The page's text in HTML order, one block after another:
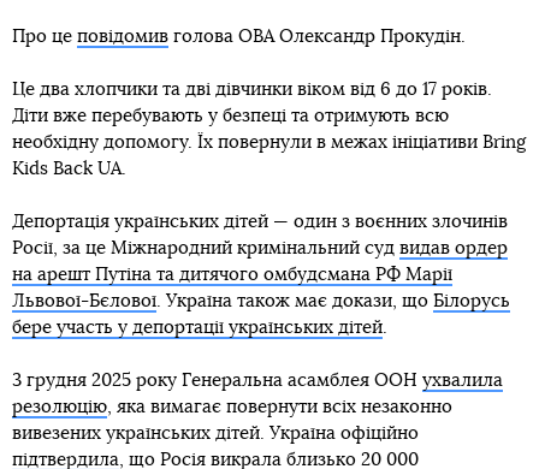
Про це повідомив голова ОВА Олександр Прокудін.
Це два хлопчики та дві дівчинки віком від 6 до 17 років.
Діти вже перебувають у безпеці та отримують всю
необхідну допомогу. Їх повернули в межах ініціативи Bring
Kids Back UA.
Депортація українських дітей — один з воєнних злочинів
Росії, за це Міжнародний кримінальний суд видав ордер
на арешт Путіна та дитячого омбудсмана РФ Марії
Львової-Бєлової. Україна також має докази, що Білорусь
бере участь у депортації українських дітей.
3 грудня 2025 року Генеральна асамблея ООН ухвалила
резолюцію, яка вимагає повернути всіх незаконно
вивезених українських дітей. Україна офіційно
підтвердила, що Росія викрала близько 20 000